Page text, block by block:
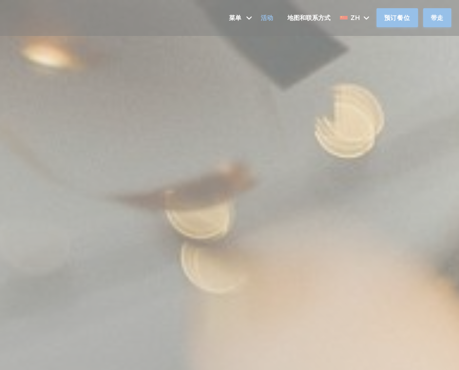
菜单 活动 ((在新窗口中打开))
地图和联系方式 ZH 预订餐位 带走